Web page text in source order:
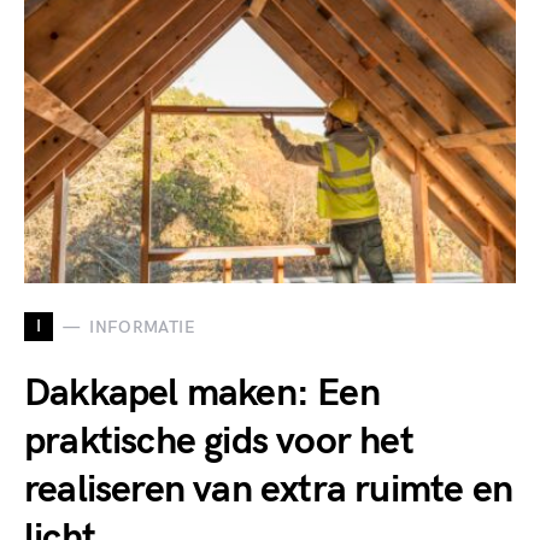
I INFORMATIE
Dakkapel maken: Een
praktische gids voor het
realiseren van extra ruimte en